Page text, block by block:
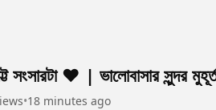
সংসারটা ❤️ | ভালোবাসার সুন্দর
•18 minutes ago